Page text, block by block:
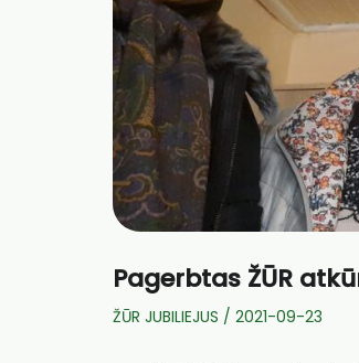
Pagerbtas ŽŪR
ŽŪR JUBILIEJUS / 2021-09-23